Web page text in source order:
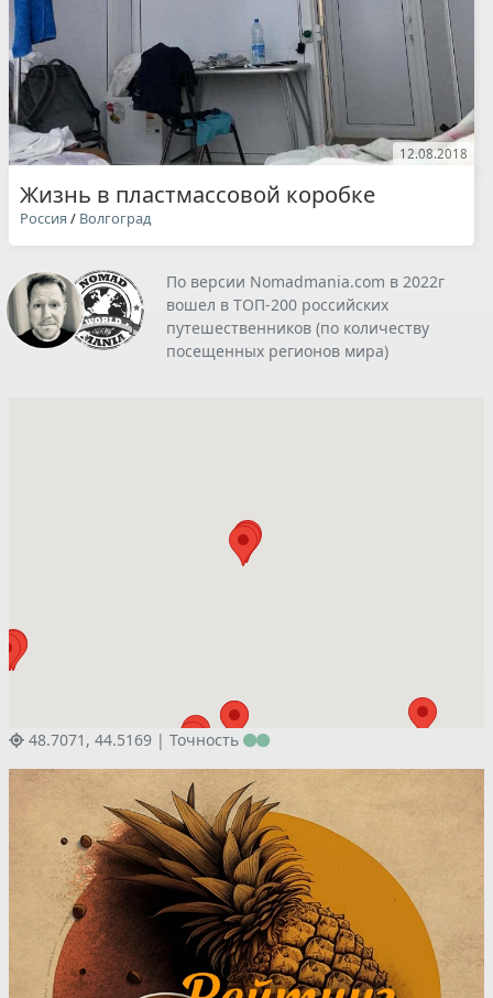
12.08.2018
Жизнь в пластмассовой коробке
Россия / Волгоград
По версии Nomadmania.com в 2022г
вошел в ТОП-200 российских
путешественников (по количеству
посещенных регионов мира)
48.7071, 44.5169 | Точность